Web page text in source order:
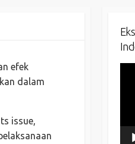
efek
dalam
issue,